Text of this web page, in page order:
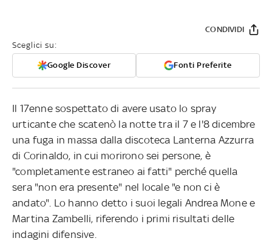
Sceglici su:
Google Discover Fonti Preferite
CONDIVIDI
Il 17enne sospettato di avere usato lo spray
urticante che scatenò la notte tra il 7 e l'8 dicembre
una fuga in massa dalla discoteca Lanterna Azzurra
di Corinaldo, in cui morirono sei persone, è
"completamente estraneo ai fatti" perché quella
sera "non era presente" nel locale "e non ci è
andato". Lo hanno detto i suoi legali Andrea Mone e
Martina Zambelli, riferendo i primi risultati delle
indagini difensive.